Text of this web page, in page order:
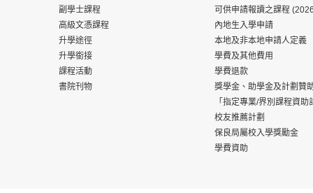
副學士課程
高級文憑課程
升學途徑
升學銜接
課程活動
書院刊物
可供申請報讀之課程
內地生入學申請
本地及非本地申請人定義
學費及其他費用
學費退款
獎學金、助學金及計劃贊
「指定專業/界別課程資
校友推薦計劃
保良局屬校入學獎勵金
學費資助